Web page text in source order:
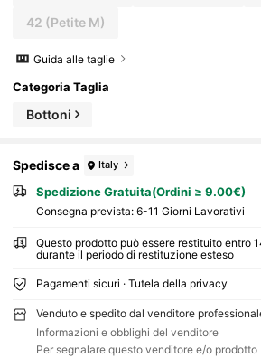
42 (Petite M)
Guida alle taglie
Categoria Taglia
Bottoni
Spedisce a Italy
Spedizione Gratuita(Ordini ≥ 9.00€)
Consegna prevista: 6-11 Giorni Lavorativi
Questo prodotto può essere restituito entro
durante il periodo di restituzione esteso
Pagamenti sicuri · Tutela della privacy
Venduto e spedito dal venditore
Informazioni e obblighi del venditore
Per segnalare questo venditore e/o prodotto